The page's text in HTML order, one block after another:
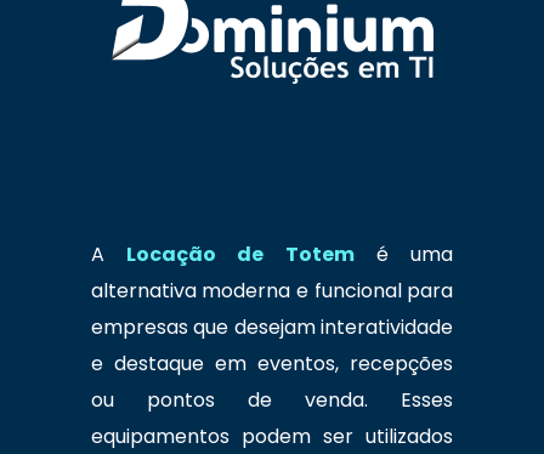
A Locação de Totemé uma
alternativa moderna e funcional para
empresas que desejam interatividade
e destaque em eventos, recepções
ou pontos de venda. Esses
equipamentos podem ser utilizados